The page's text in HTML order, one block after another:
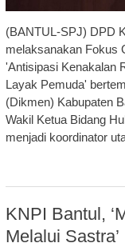
(BANTUL-SPJ) DPD
melaksanakan Fokus
'Antisipasi Kenakalan
Layak Pemuda'
(Dikmen) Kabupaten
Wakil Ketua Bidang
menjadi koordinator
KNPI Bantul,
Melalui Sastra’